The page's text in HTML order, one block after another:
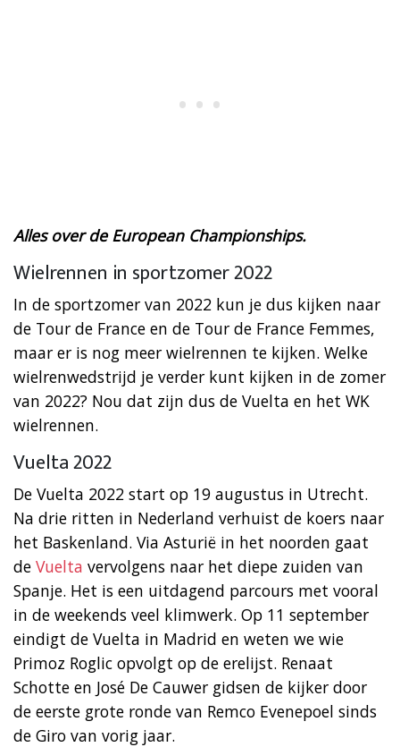
Alles over de European Championships.
Wielrennen in sportzomer 2022
In de sportzomer van 2022 kun je dus kijken naar
de Tour de France en de Tour de France Femmes,
maar er is nog meer wielrennen te kijken. Welke
wielrenwedstrijd je verder kunt kijken in de zomer
van 2022? Nou dat zijn dus de Vuelta en het WK
wielrennen.
Vuelta 2022
De Vuelta 2022 start op 19 augustus in Utrecht.
Na drie ritten in Nederland verhuist de koers naar
het Baskenland. Via Asturië in het noorden gaat
de Vuelta vervolgens naar het diepe zuiden van
Spanje. Het is een uitdagend parcours met vooral
in de weekends veel klimwerk. Op 11 september
eindigt de Vuelta in Madrid en weten we wie
Primoz Roglic opvolgt op de erelijst. Renaat
Schotte en José De Cauwer gidsen de kijker door
de eerste grote ronde van Remco Evenepoel sinds
de Giro van vorig jaar.